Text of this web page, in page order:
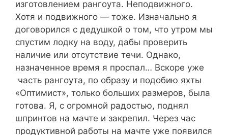
изготовлением рангоута. Неподвижного.
Хотя и подвижного — тоже. Изначально я
договорился с дедушкой о том, что утром мы
спустим лодку на воду, дабы проверить
наличие или отсутствие течи. Однако,
назначенное время я проспал… Вскоре уже
часть рангоута, по образу и подобию яхты
«Оптимист», только больших размеров, была
готова. Я, с огромной радостью, поднял
шпринтов на мачте и закрепил. Через час
продуктивной работы на мачте уже появился